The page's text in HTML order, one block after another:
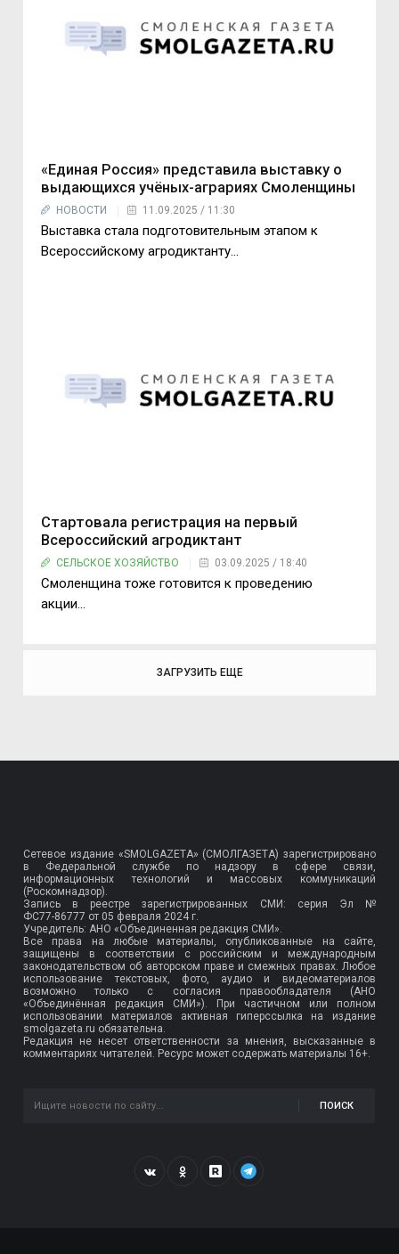
«Единая Россия» представила выставку о
выдающихся учёных-аграриях Смоленщины
НОВОСТИ 11.09.2025 / 11:30
Выставка стала подготовительным этапом к
Всероссийскому агродиктанту...
Стартовала регистрация на первый
Всероссийский агродиктант
СЕЛЬСКОЕ ХОЗЯЙСТВО 03.09.2025 / 18:40
Смоленщина тоже готовится к проведению
акции...
ЗАГРУЗИТЬ ЕЩЕ
Сетевое издание «SMOLGAZETA» (СМОЛГАЗЕТА) зарегистрировано
в Федеральной службе по надзору в сфере связи,
информационных технологий и массовых коммуникаций
(Роскомнадзор).
Запись в реестре зарегистрированных СМИ: серия Эл №
ФС77-86777 от 05 февраля 2024 г.
Учредитель: АНО «Объединенная редакция СМИ».
Все права на любые материалы, опубликованные на сайте,
защищены в соответствии с российским и международным
законодательством об авторском праве и смежных правах. Любое
использование текстовых, фото, аудио и видеоматериалов
возможно только с согласия правообладателя (АНО
«Объединённая редакция СМИ»). При частичном или полном
использовании материалов активная гиперссылка на издание
smolgazeta.ru обязательна.
Редакция не несет ответственности за мнения, высказанные в
комментариях читателей. Ресурс может содержать материалы 16+.
ПОИСК